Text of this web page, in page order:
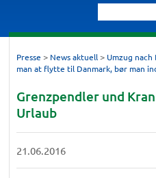
Presse > News aktuell > Umzug nach
man at flytte til Danmark, bør man
Grenzpendler und
Urlaub
21.06.2016